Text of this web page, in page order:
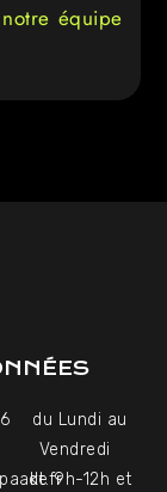
notre équipe
du Lundi au
Vendredi
de 9h-12h et